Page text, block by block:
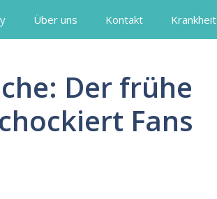
Über uns Kontakt Krankheit
Der frühe
Fans